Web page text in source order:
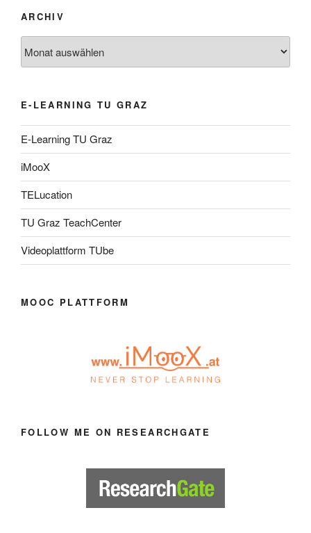
ARCHIV
E-LEARNING TU GRAZ
E-Learning TU Graz
iMooX
TELucation
TU Graz TeachCenter
Videoplattform TUbe
MOOC PLATTFORM
FOLLOW ME ON RESEARCHGATE